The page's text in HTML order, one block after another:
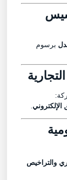
برسوم
.
والتراخيص